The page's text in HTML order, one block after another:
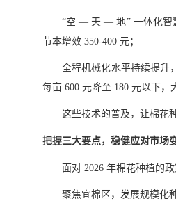
“空 — 天 — 地” 一体化智
节本增效 350-400 元；
全程机械化水平持续提升
每亩 600 元降至 180 元以下，
这些技术的普及，让棉花
把握三大要点，稳健应对市场
面对 2026 年棉花种植的
聚焦宜棉区，发展规模化